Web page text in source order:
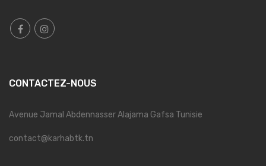
CONTACTEZ-NOUS
Avenue Jamal Abdennasser Alajama Gafsa Tunisie
contact@karhabtk.tn